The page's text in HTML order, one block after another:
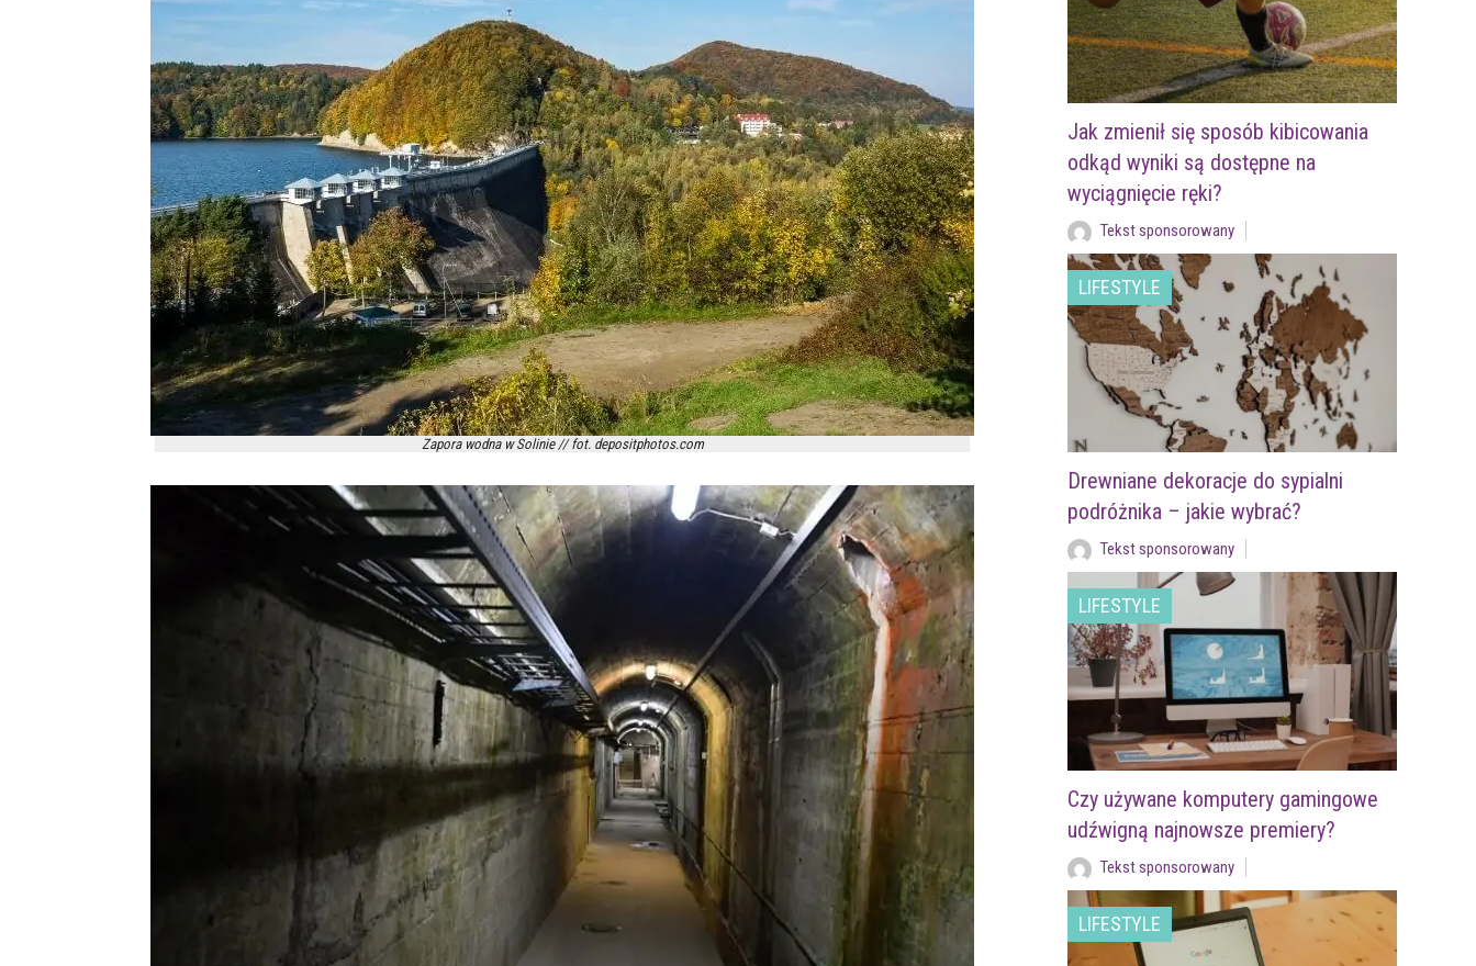
Zapora wodna w Solinie // fot. depositphotos.com
Jak zmienił się sposób kibicowania
odkąd wyniki są dostępne na
wyciągnięcie ręki?
Tekst sponsorowany
LIFESTYLE
Drewniane dekoracje do sypialni
podróżnika – jakie wybrać?
Tekst sponsorowany
LIFESTYLE
Czy używane komputery gamingowe
udźwigną najnowsze premiery?
Tekst sponsorowany
LIFESTYLE